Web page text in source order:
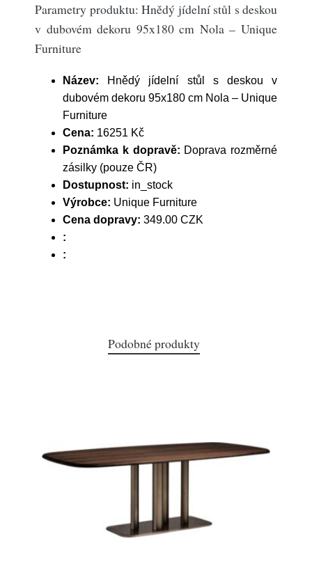
Parametry produktu: Hnědý jídelní stůl s deskou
v dubovém dekoru 95x180 cm Nola – Unique
Furniture
Název: Hnědý jídelní stůl s deskou v
dubovém dekoru 95x180 cm Nola – Unique
Furniture
Cena: 16251 Kč
Poznámka k dopravě: Doprava rozměrné
zásilky (pouze ČR)
Dostupnost: in_stock
Výrobce: Unique Furniture
Cena dopravy: 349.00 CZK
:
:
Podobné produkty